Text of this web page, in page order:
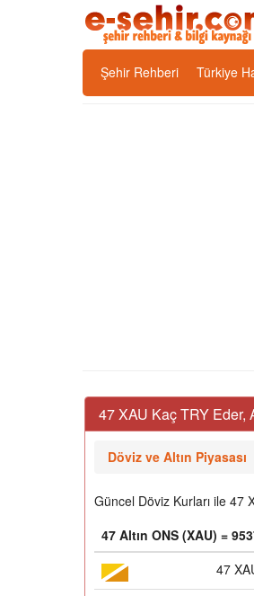
Şehir Rehberi Türkiye
47 XAU Kaç TRY Eder,
Döviz ve Altın Piyasası
Güncel Döviz Kurları ile 47
47 Altın ONS (XAU) =
47